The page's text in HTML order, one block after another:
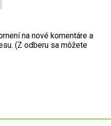
na nové komentáre a
(Z odberu sa môžete